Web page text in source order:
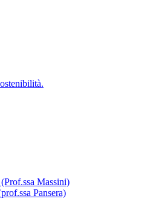
Massini)
Pansera)